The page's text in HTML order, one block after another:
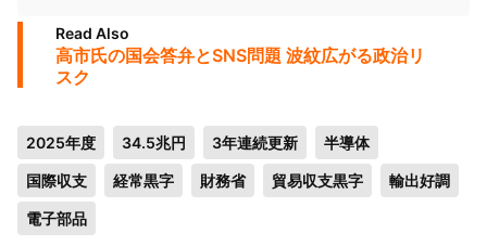
Read Also
高市氏の国会答弁とSNS問題 波紋広がる政治リ
スク
2025年度 34.5兆円 3年連続更新 半導体
国際収支 経常黒字 財務省 貿易収支黒字 輸出好調
電子部品